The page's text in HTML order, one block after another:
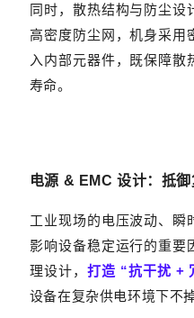
同时，散热结构与防尘设
高密度防尘网，机身采用
入内部元器件，既保障散
寿命。
电源 & EMC设计：抵
工业现场的电压波动、瞬
影响设备稳定运行的重要
理设计， 打造 “抗干扰 +
设备在复杂供电环境下不